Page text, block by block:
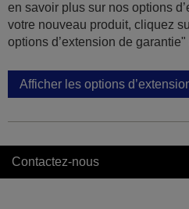
en savoir plus sur nos options
votre nouveau produit, cliquez
options d’extension de
Afficher les options
Contactez-nous